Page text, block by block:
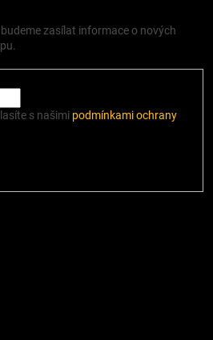
zasílat informace o nových
s našimi podmínkami ochrany